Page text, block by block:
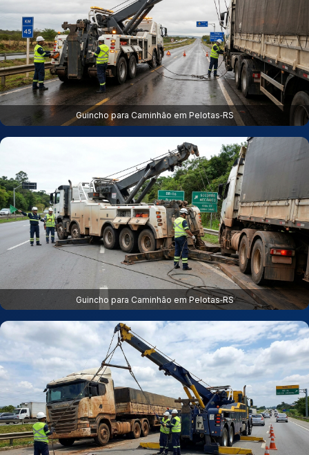
Guincho para Caminhão em Pelotas‑RS
Guincho para Caminhão em Pelotas‑RS